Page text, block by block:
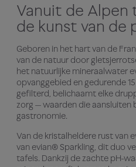
Vanuit de
de kunst van de
Geboren in het hart van de
van de natuur door
het natuurlijke mineraalwater
opvanggebied en gedurende
gefilterd, belichaamt elke
zorg — waarden die aansluiten
gastronomie.
Van de kristalheldere rust van
van evian® Sparkling, dit duo
tafels. Dankzij de zachte pH-